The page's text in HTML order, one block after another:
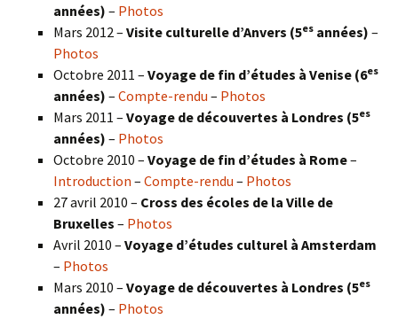
années) – Photos
Mars 2012 – Visite culturelle d’Anvers (5es années) –
Photos
Octobre 2011 – Voyage de fin d’études à Venise (6es
années) – Compte-rendu – Photos
Mars 2011 – Voyage de découvertes à Londres (5es
années) – Photos
Octobre 2010 – Voyage de fin d’études à Rome–
Introduction – Compte-rendu – Photos
27 avril 2010 – Cross des écoles de la Ville de
Bruxelles – Photos
Avril 2010 – Voyage d’études culturel à Amsterdam
– Photos
Mars 2010 – Voyage de découvertes à Londres (5es
années) – Photos